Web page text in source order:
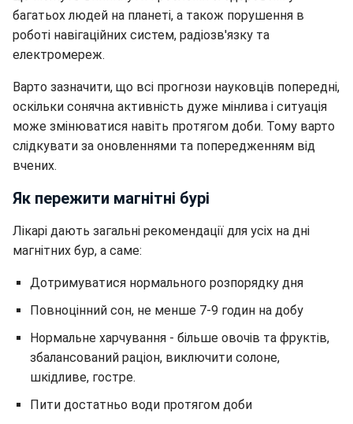
багатьох людей на планеті, а також порушення в
роботі навігаційних систем, радіозв'язку та
електромереж.
Варто зазначити, що всі прогнози науковців попередні,
оскільки сонячна активність дуже мінлива і ситуація
може змінюватися навіть протягом доби. Тому варто
слідкувати за оновленнями та попередженням від
вчених.
Як пережити магнітні бурі
Лікарі дають загальні рекомендації для усіх на дні
магнітних бур, а саме:
Дотримуватися нормального розпорядку дня
Повноцінний сон, не менше 7-9 годин на добу
Нормальне харчування - більше овочів та фруктів,
збалансований раціон, виключити солоне,
шкідливе, гостре.
Пити достатньо води протягом доби